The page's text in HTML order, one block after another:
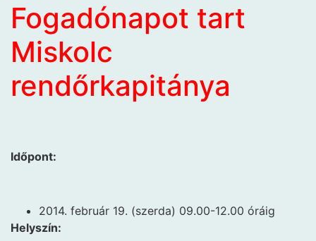
Fogadónapot tart
Miskolc
rendőrkapitánya
Időpont:
2014. február 19. (szerda) 09.00-12.00 óráig
Helyszín: